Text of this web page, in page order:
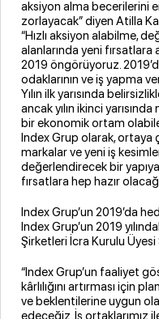
aksiyon alma becerilerini
zorlayacak” diyen Atilla
“Hızlı aksiyon alabilme,
alanlarında yeni fırsatlara
2019 öngörüyoruz.
odaklarının ve iş yapma
Yılın ilk yarısında
ancak yılın ikinci
bir ekonomik ortam
Index Grup olarak, ortaya
markalar ve yeni iş
değerlendirecek bir
fırsatlara hep hazır
Index Grup’un 2019’da
Index Grup’un 2019
Şirketleri İcra Kurulu Üyesi
“Index Grup’un faaliyet
kârlılığını artırması için
ve beklentilerine uygun
edeceğiz. İş ortaklarımız